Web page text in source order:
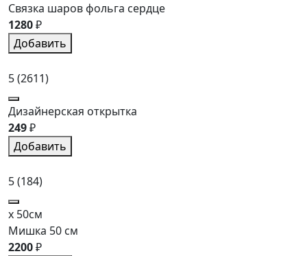
Связка шаров фольга сердце
1280₽
Добавить
5(2611)
Дизайнерская открытка
249₽
Добавить
5(184)
x 50см
Мишка 50 см
2200₽